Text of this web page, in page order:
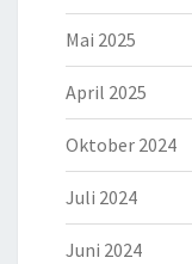
Mai 2025
April 2025
Oktober 2024
Juli 2024
Juni 2024